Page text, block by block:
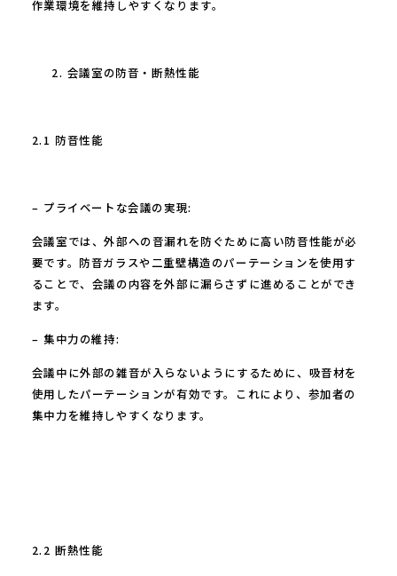
作業環境を維持しやすくなります。
会議室の防音・断熱性能
2.1 防音性能
– プライベートな会議の実現:
会議室では、外部への音漏れを防ぐために高い防音性能が必
要です。防音ガラスや二重壁構造のパーテーションを使用す
ることで、会議の内容を外部に漏らさずに進めることができ
ます。
– 集中力の維持:
会議中に外部の雑音が入らないようにするために、吸音材を
使用したパーテーションが有効です。これにより、参加者の
集中力を維持しやすくなります。
2.2 断熱性能